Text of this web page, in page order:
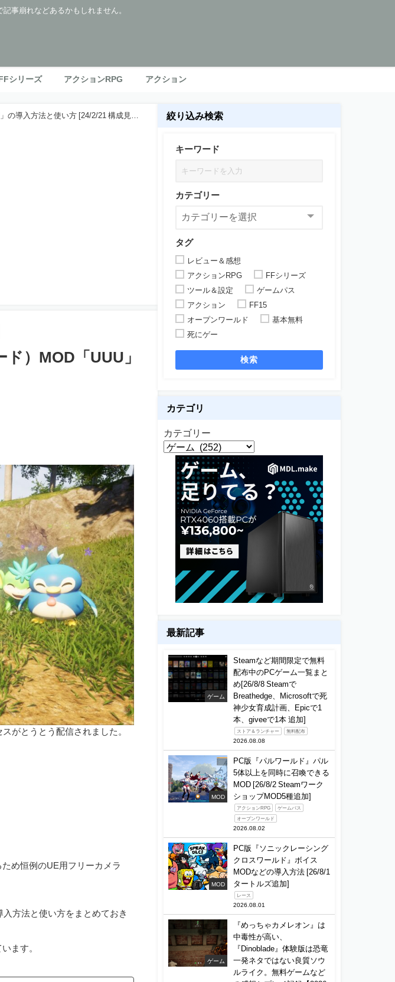
事崩れなどあるかもしれません。
FFシリーズ アクションRPG アクション
の導入方法と使い方 [24/2/21 構成見直
）MOD「UUU」
がとうとう配信されました。
め恒例のUE用フリーカメラ
方法と使い方をまとめておき
います。
絞り込み検索
キーワード
カテゴリー
タグ
レビュー＆感想
アクションRPG
FFシリーズ
ツール＆設定
ゲームパス
アクション
FF15
オープンワールド
基本無料
死にゲー
検索
カテゴリ
カテゴリー
最新記事
ゲーム
Steamなど期間限定で無料
配布中のPCゲーム一覧まと
め[26/8/8 Steamで
Breathedge、Microsoftで死
神少女育成計画、Epicで1
本、giveeで1本 追加]
ストア＆ランチャー 無料配布
2026.08.08
MOD
PC版『パルワールド』パル
5体以上を同時に召喚できる
MOD [26/8/2 Steamワーク
ショップMOD5種追加]
アクションRPG ゲームパス
オープンワールド
2026.08.02
MOD
PC版『ソニックレーシング
クロスワールド』ボイス
MODなどの導入方法 [26/8/1
タートルズ追加]
レース
2026.08.01
ゲーム
『めっちゃカメレオン』は
中毒性が高い、
『Dinoblade』体験版は恐竜
一発ネタではない良質ソウ
ルライク。無料ゲームなど